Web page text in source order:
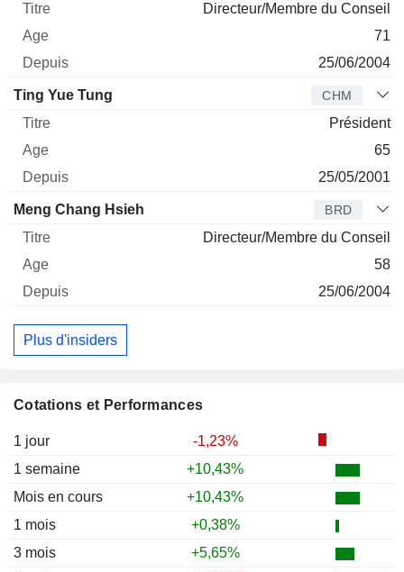
Cotations et Performances
1 jour
-1,23%
1 semaine
+10,43%
Mois en cours
+10,43%
1 mois
+0,38%
3 mois
+5,65%
Directeur/Membre du Conseil
71
25/06/2004
Ting Yue Tung CHM
Président
65
25/05/2001
Meng Chang Hsieh BRD
Directeur/Membre du Conseil
58
25/06/2004
Plus d'insiders